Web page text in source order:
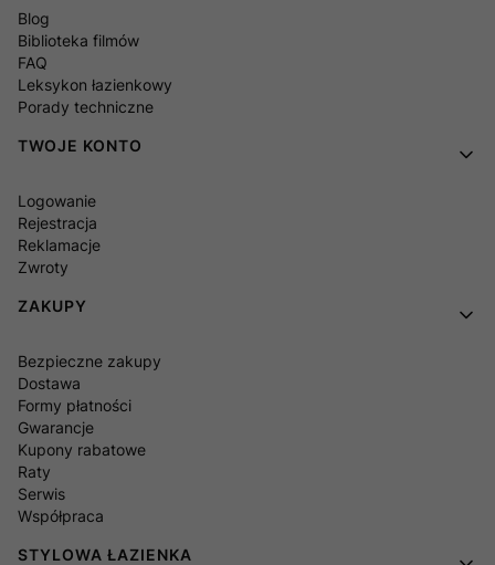
Blog
Biblioteka filmów
FAQ
Leksykon łazienkowy
Porady techniczne
TWOJE KONTO
Logowanie
Rejestracja
Reklamacje
Zwroty
ZAKUPY
Bezpieczne zakupy
Dostawa
Formy płatności
Gwarancje
Kupony rabatowe
Raty
Serwis
Współpraca
STYLOWA ŁAZIENKA